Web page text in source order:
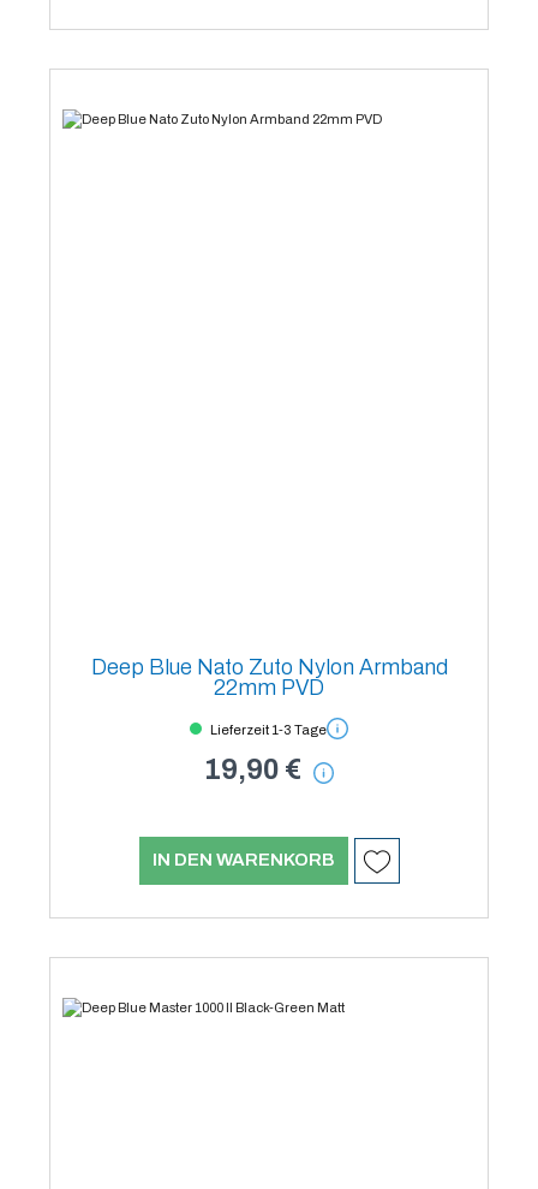
Deep Blue Nato Zuto Nylon Armband
22mm PVD
Lieferzeit 1-3 Tage
19,90 €
IN DEN WARENKORB